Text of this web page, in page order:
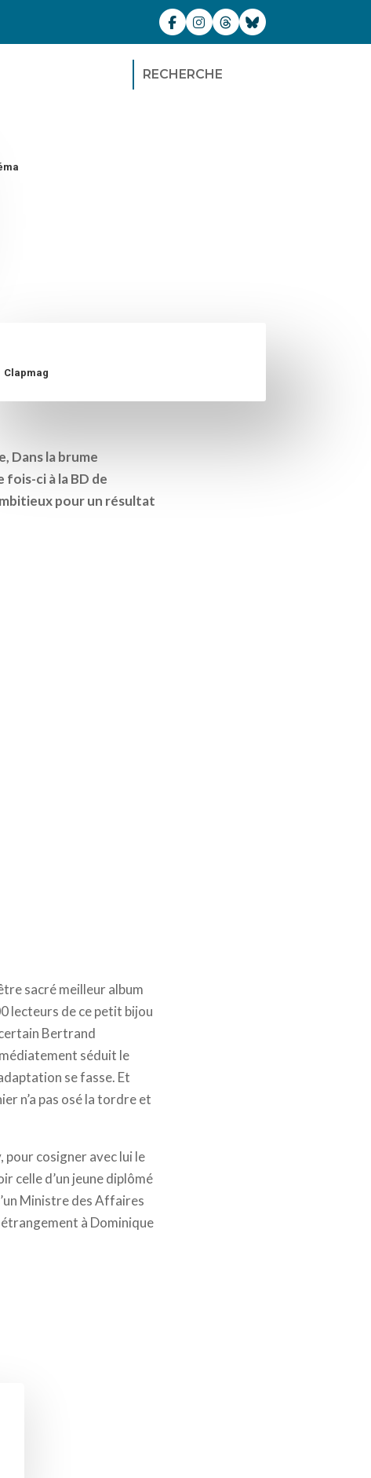
RECHERCHE
Clapmag
Dans la brume
ci à la BD de
pour un résultat
sacré meilleur album
lecteurs de ce petit bijou
Bertrand
séduit le
se fasse. Et
n’a pas osé la tordre et
pour cosigner avec lui le
celle d’un jeune diplômé
Ministre des Affaires
à Dominique